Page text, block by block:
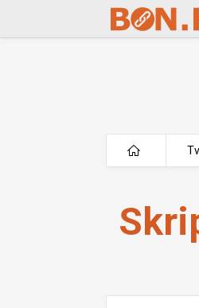
Skip to Main Content
Skriptorij vl.